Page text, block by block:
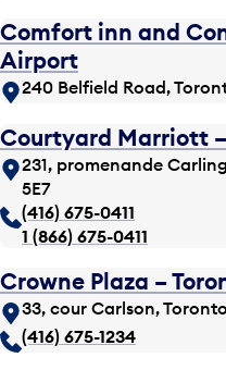
Comfort inn and
Airport
240 Belfield Road,
Courtyard Marriott
231, promenande
5E7
(416) 675-0411
1 (866) 675-0411
Crowne Plaza –
33, cour Carlson,
(416) 675-1234